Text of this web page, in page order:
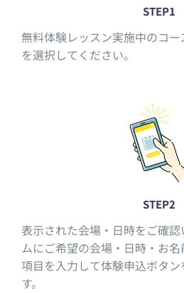
STEP1
無料体験レッスン実施中のコ
を選択してください。
STEP2
表示された会場・日時をご確
ムにご希望の会場・日時・お
項目を入力して体験申込ボタ
す。